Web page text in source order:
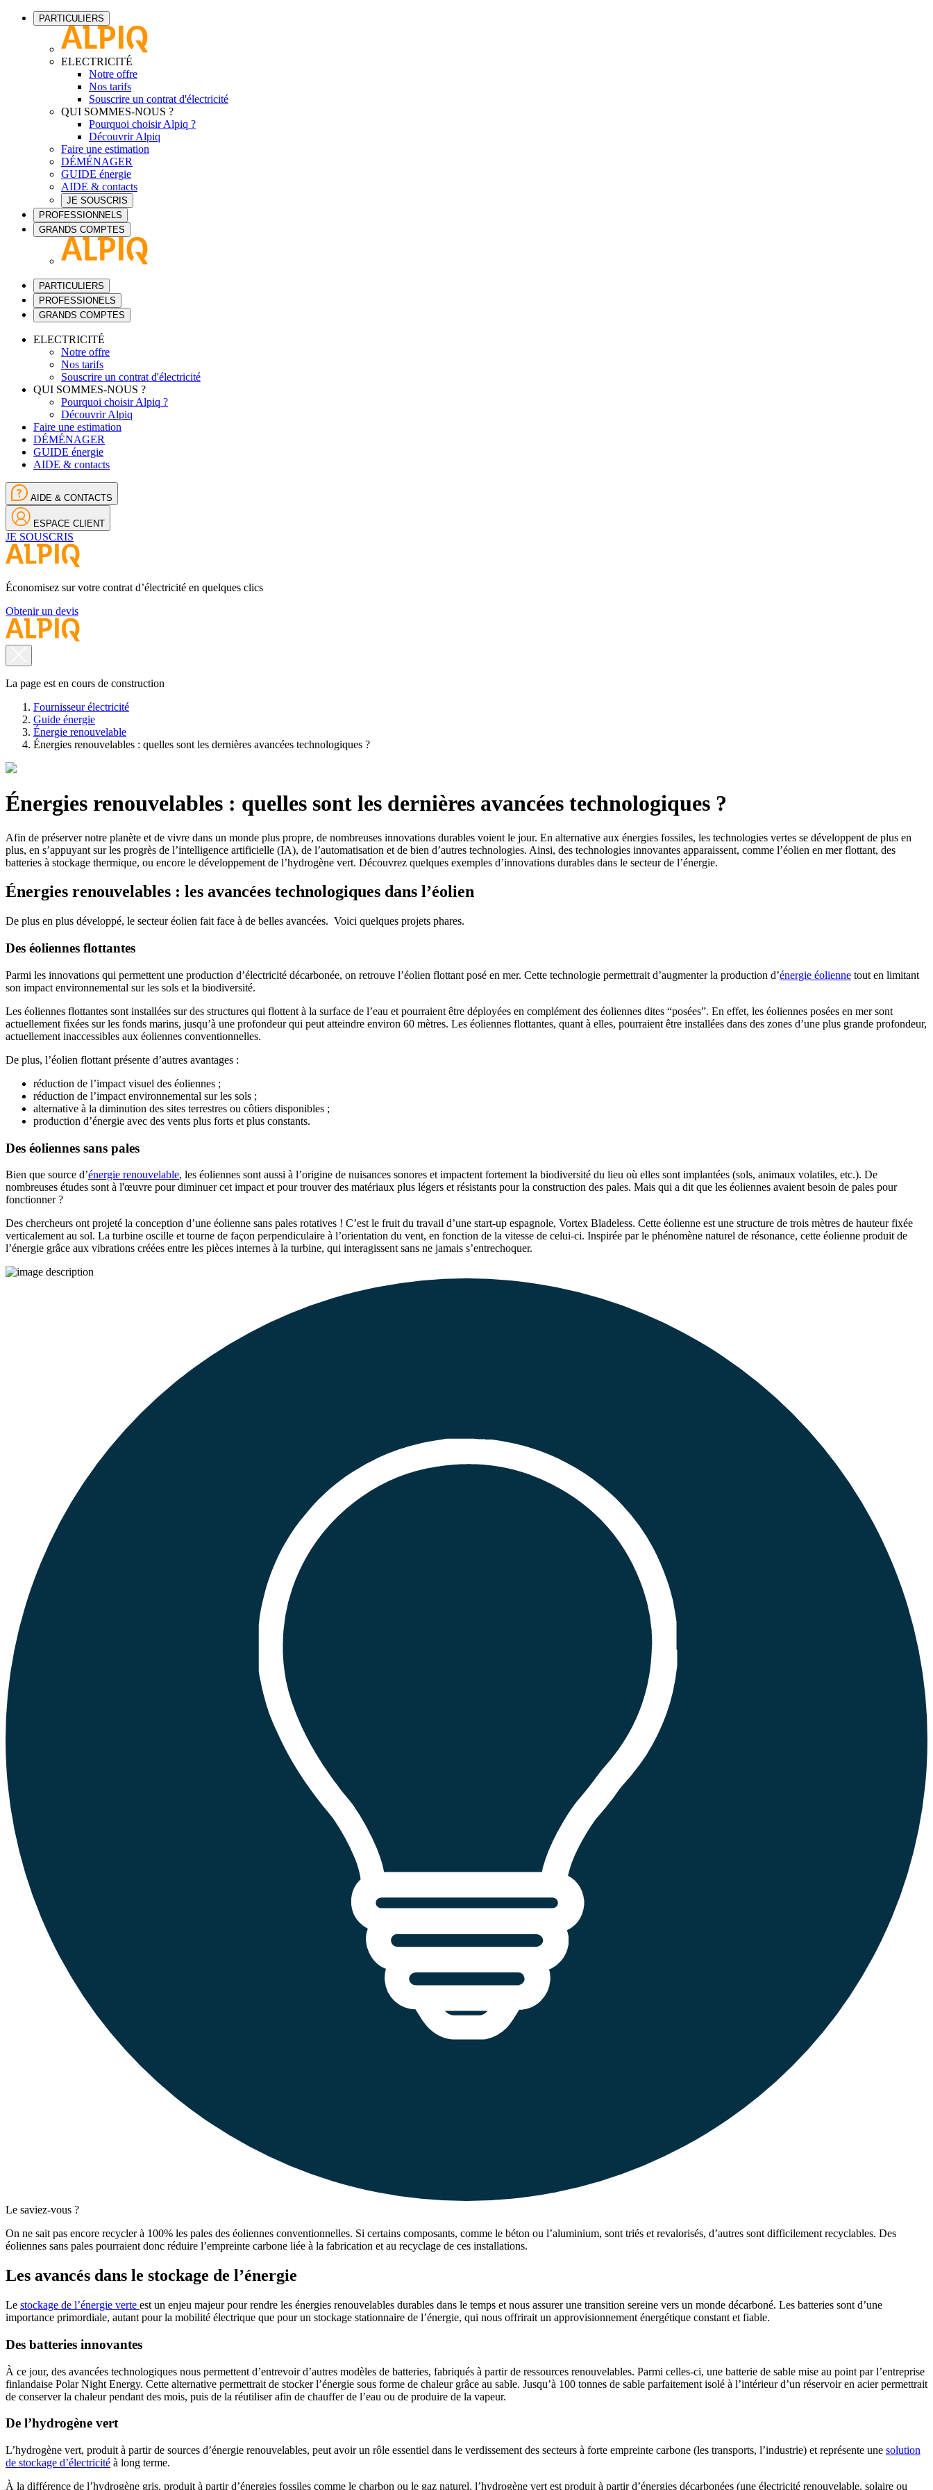
PARTICULIERS
ELECTRICITÉ
Notre offre
Nos tarifs
Souscrire un contrat d'électricité
QUI SOMMES-NOUS ?
Pourquoi choisir Alpiq ?
Découvrir Alpiq
Faire une estimation
DÉMÉNAGER
GUIDE énergie
AIDE & contacts
JE SOUSCRIS
PROFESSIONNELS
GRANDS COMPTES
PARTICULIERS
PROFESSIONELS
GRANDS COMPTES
ELECTRICITÉ
Notre offre
Nos tarifs
Souscrire un contrat d'électricité
QUI SOMMES-NOUS ?
Pourquoi choisir Alpiq ?
Découvrir Alpiq
Faire une estimation
DÉMÉNAGER
GUIDE énergie
AIDE & contacts
AIDE & CONTACTS
ESPACE CLIENT
JE SOUSCRIS
Économisez sur votre contrat d’électricité en quelques clics
Obtenir un devis
La page est en cours de construction
Fournisseur électricité
Guide énergie
Énergie renouvelable
Énergies renouvelables : quelles sont les dernières avancées technologiques ?
Énergies renouvelables : quelles sont les dernières avancées technologiques ?
Afin de préserver notre planète et de vivre dans un monde plus propre, de nombreuses innovations durables voient le jour. En alternative aux énergies fossiles, les technologies vertes se développent de plus en
plus, en s’appuyant sur les progrès de l’intelligence artificielle (IA), de l’automatisation et de bien d’autres technologies. Ainsi, des technologies innovantes apparaissent, comme l’éolien en mer flottant, des
batteries à stockage thermique, ou encore le développement de l’hydrogène vert. Découvrez quelques exemples d’innovations durables dans le secteur de l’énergie.
Énergies renouvelables : les avancées technologiques dans l’éolien
De plus en plus développé, le secteur éolien fait face à de belles avancées. Voici quelques projets phares.
Des éoliennes flottantes
Parmi les innovations qui permettent une production d’électricité décarbonée, on retrouve l’éolien flottant posé en mer. Cette technologie permettrait d’augmenter la production d’énergie éolienne tout en limitant
son impact environnemental sur les sols et la biodiversité.
Les éoliennes flottantes sont installées sur des structures qui flottent à la surface de l’eau et pourraient être déployées en complément des éoliennes dites “posées”. En effet, les éoliennes posées en mer sont
actuellement fixées sur les fonds marins, jusqu’à une profondeur qui peut atteindre environ 60 mètres. Les éoliennes flottantes, quant à elles, pourraient être installées dans des zones d’une plus grande profondeur,
actuellement inaccessibles aux éoliennes conventionnelles.
De plus, l’éolien flottant présente d’autres avantages :
réduction de l’impact visuel des éoliennes ;
réduction de l’impact environnemental sur les sols ;
alternative à la diminution des sites terrestres ou côtiers disponibles ;
production d’énergie avec des vents plus forts et plus constants.
Des éoliennes sans pales
Bien que source d’énergie renouvelable, les éoliennes sont aussi à l’origine de nuisances sonores et impactent fortement la biodiversité du lieu où elles sont implantées (sols, animaux volatiles, etc.). De
nombreuses études sont à l'œuvre pour diminuer cet impact et pour trouver des matériaux plus légers et résistants pour la construction des pales. Mais qui a dit que les éoliennes avaient besoin de pales pour
fonctionner ?
Des chercheurs ont projeté la conception d’une éolienne sans pales rotatives ! C’est le fruit du travail d’une start-up espagnole, Vortex Bladeless. Cette éolienne est une structure de trois mètres de hauteur fixée
verticalement au sol. La turbine oscille et tourne de façon perpendiculaire à l’orientation du vent, en fonction de la vitesse de celui-ci. Inspirée par le phénomène naturel de résonance, cette éolienne produit de
l’énergie grâce aux vibrations créées entre les pièces internes à la turbine, qui interagissent sans ne jamais s’entrechoquer.
Le saviez-vous ?
On ne sait pas encore recycler à 100% les pales des éoliennes conventionnelles. Si certains composants, comme le béton ou l’aluminium, sont triés et revalorisés, d’autres sont difficilement recyclables. Des
éoliennes sans pales pourraient donc réduire l’empreinte carbone liée à la fabrication et au recyclage de ces installations.
Les avancés dans le stockage de l’énergie
Le stockage de l’énergie verte est un enjeu majeur pour rendre les énergies renouvelables durables dans le temps et nous assurer une transition sereine vers un monde décarboné. Les batteries sont d’une
importance primordiale, autant pour la mobilité électrique que pour un stockage stationnaire de l’énergie, qui nous offrirait un approvisionnement énergétique constant et fiable.
Des batteries innovantes
À ce jour, des avancées technologiques nous permettent d’entrevoir d’autres modèles de batteries, fabriqués à partir de ressources renouvelables. Parmi celles-ci, une batterie de sable mise au point par l’entreprise
finlandaise Polar Night Energy. Cette alternative permettrait de stocker l’énergie sous forme de chaleur grâce au sable. Jusqu’à 100 tonnes de sable parfaitement isolé à l’intérieur d’un réservoir en acier permettrait
de conserver la chaleur pendant des mois, puis de la réutiliser afin de chauffer de l’eau ou de produire de la vapeur.
De l’hydrogène vert
L’hydrogène vert, produit à partir de sources d’énergie renouvelables, peut avoir un rôle essentiel dans le verdissement des secteurs à forte empreinte carbone (les transports, l’industrie) et représente une solution
de stockage d’électricité à long terme.
À la différence de l’hydrogène gris, produit à partir d’énergies fossiles comme le charbon ou le gaz naturel, l’hydrogène vert est produit à partir d’énergies décarbonées (une électricité renouvelable, solaire ou